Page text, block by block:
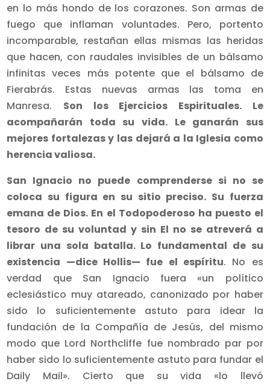
en lo más hondo de los corazones. Son armas de
fuego que inflaman voluntades. Pero, portento
incomparable, restañan ellas mismas las heridas
que hacen, con raudales invisibles de un bálsamo
infinitas veces más potente que el bálsamo de
Fierabrás. Estas nuevas armas las toma en
Manresa. Son los Ejercicios Espirituales. Le
acompañarán toda su vida. Le ganarán sus
mejores fortalezas y las dejará a la Iglesia como
herencia valiosa.
San Ignacio no puede comprenderse si no se
coloca su figura en su sitio preciso. Su fuerza
emana de Dios. En el Todopoderoso ha puesto el
tesoro de su voluntad y sin El no se atreverá a
librar una sola batalla. Lo fundamental de su
existencia —dice Hollis— fue el espíritu. No es
verdad que San Ignacio fuera «un político
eclesiástico muy atareado, canonizado por haber
sido lo suficientemente astuto para idear la
fundación de la Compañía de Jesús, del mismo
modo que Lord Northcliffe fue nombrado par por
haber sido lo suficientemente astuto para fundar el
Daily Mail». Cierto que su vida «lo llevó